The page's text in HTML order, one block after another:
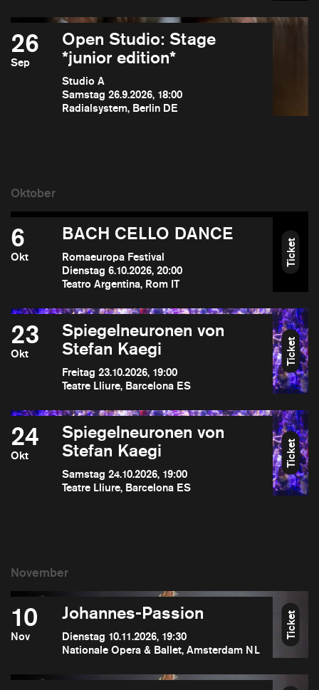
26
Sep
Open Studio: Stage
*junior edition*
Studio A
Samstag 26.9.2026, 18:00
Radialsystem, Berlin DE
6
Okt
BACH CELLO DANCE
Romaeuropa Festival
Dienstag 6.10.2026, 20:00
Teatro Argentina, Rom IT
Ticket
23
Okt
Spiegelneuronen von
Stefan Kaegi
Freitag 23.10.2026, 19:00
Teatre Lliure, Barcelona ES
Ticket
24
Okt
Spiegelneuronen von
Stefan Kaegi
Samstag 24.10.2026, 19:00
Teatre Lliure, Barcelona ES
Ticket
10
Nov
Johannes-Passion
Dienstag 10.11.2026, 19:30
Nationale Opera & Ballet, Amsterdam NL
Ticket